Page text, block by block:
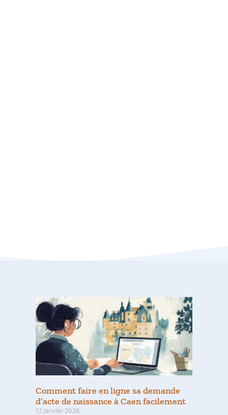
Comment faire en ligne sa demande
d’acte de naissance à Caen facilement
12 janvier 2026